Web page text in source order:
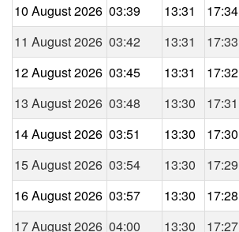
10 August 2026 03:39 13:31 17:34
11 August 2026 03:42 13:31 17:33
12 August 2026 03:45 13:31 17:32
13 August 2026 03:48 13:30 17:31
14 August 2026 03:51 13:30 17:30
15 August 2026 03:54 13:30 17:29
16 August 2026 03:57 13:30 17:28
17 August 2026 04:00 13:30 17:27